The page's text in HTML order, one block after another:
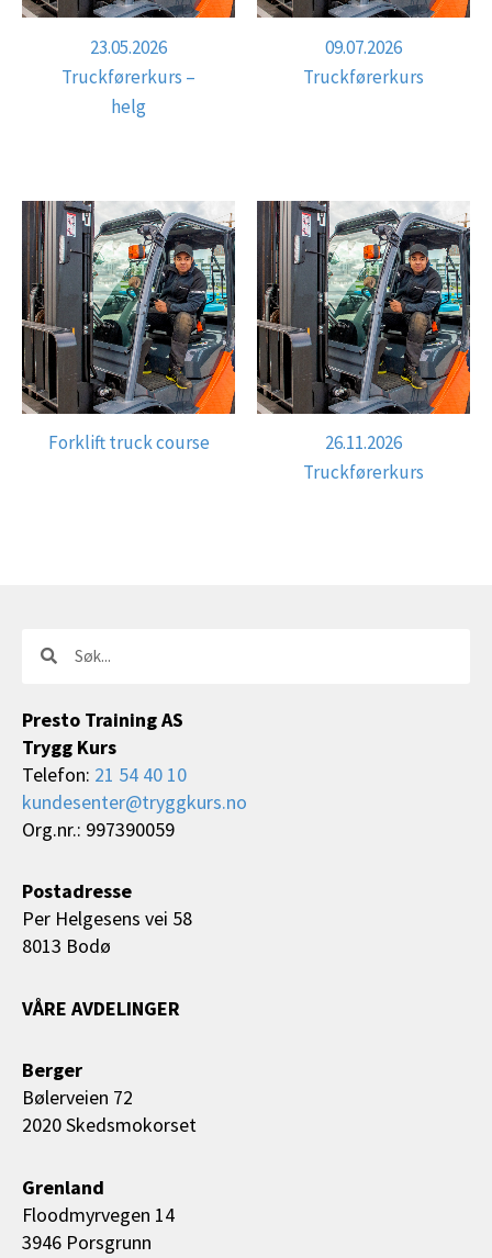
23.05.2026
Truckførerkurs –
helg
09.07.2026
Truckførerkurs
Forklift truck course
26.11.2026
Truckførerkurs
Søk
Presto Training AS
Trygg Kurs
Telefon: 21 54 40 10
kundesenter@tryggkurs.no
Org.nr.: 997390059
Postadresse
Per Helgesens vei 58
8013 Bodø
VÅRE AVDELINGER
Berger
Bølerveien 72
2020 Skedsmokorset
Grenland
Floodmyrvegen 14
3946 Porsgrunn